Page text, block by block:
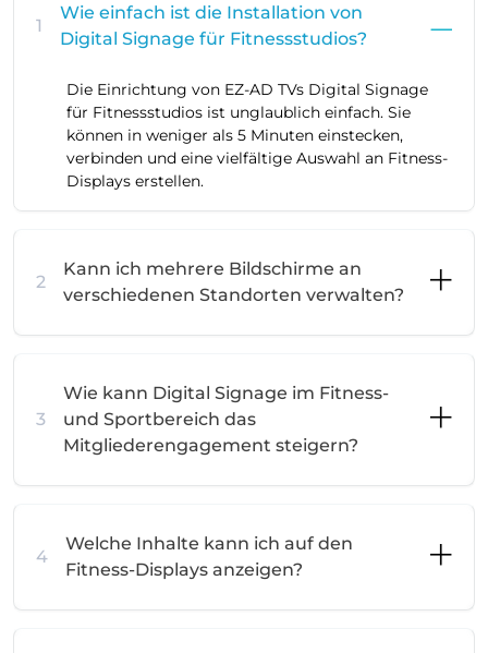
1
Wie einfach ist die Installation von
Digital Signage für Fitnessstudios?
Die Einrichtung von EZ-AD TVs Digital Signage
für Fitnessstudios ist unglaublich einfach. Sie
können in weniger als 5 Minuten einstecken,
verbinden und eine vielfältige Auswahl an Fitness-
Displays erstellen.
2
Kann ich mehrere Bildschirme an
verschiedenen Standorten verwalten?
3
Wie kann Digital Signage im Fitness-
und Sportbereich das
Mitgliederengagement steigern?
4
Welche Inhalte kann ich auf den
Fitness-Displays anzeigen?